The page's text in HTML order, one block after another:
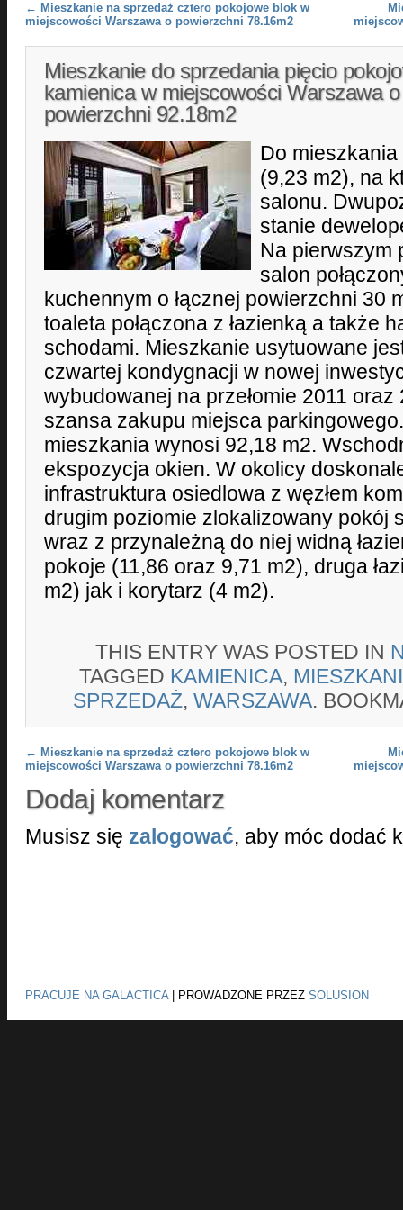
Post navigation
← Mieszkanie na sprzedaż cztero pokojowe blok w
miejscowości Warszawa o powierzchni 78.16m2
Mieszkanie do sprzedania pięcio
kamienica w miejscowości Warszawa o
powierzchni 92.18m2
Do
(9,23 m2), na
salonu.
stanie
Na pierwszym
salon
kuchennym o łącznej powierzchni 30
toaleta połączona z łazienką a także
schodami. Mieszkanie usytuowane
czwartej kondygnacji w nowej
wybudowanej na przełomie 2011
szansa zakupu miejsca
mieszkania wynosi 92,18 m2.
ekspozycja okien. W okolicy
infrastruktura osiedlowa z węzłem
drugim poziomie zlokalizowany pokój
wraz z przynależną do niej widną
pokoje (11,86 oraz 9,71 m2), druga
m2) jak i korytarz (4 m2).
THIS ENTRY WAS POSTED IN
TAGGED KAMIENICA,
SPRZEDAŻ, WARSZAWA.
Post navigation
← Mieszkanie na sprzedaż cztero pokojowe blok w
miejscowości Warszawa o powierzchni 78.16m2
Dodaj komentarz
Musisz się zalogować, aby móc dodać
PRACUJE NA GALACTICA| PROWADZONE PRZEZ SOLUSION